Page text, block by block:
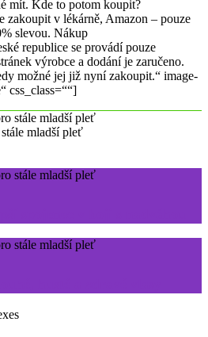
mít. Kde to potom koupit?
zakoupit v lékárně, Amazon – pouze
slevou. Nákup
republice se provádí pouze
výrobce a dodání je zaručeno.
možné jej již nyní zakoupit.“ image-
css_class=““]
mladší pleť